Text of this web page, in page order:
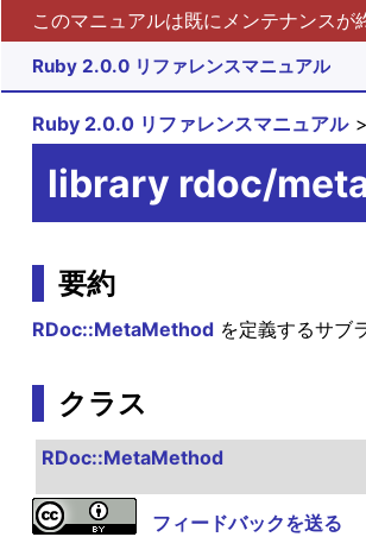
このマニュアルは既にメンテナンス
Ruby 2.0.0 リファレンスマニュアル
Ruby 2.0.0 リファレンスマニュアル
library rdoc/
要約
RDoc::MetaMethodを定義するサブ
クラス
RDoc::MetaMethod
フィードバックを送る